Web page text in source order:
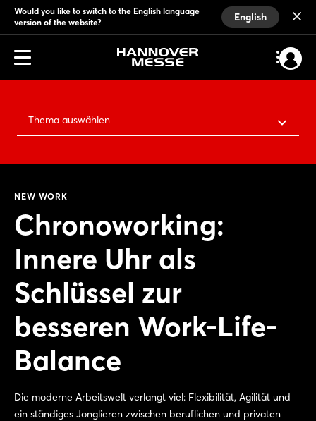
Would you like to switch to the English language
version of the website?
English
Thema auswählen
NEW WORK
Chronoworking:
Innere Uhr als
Schlüssel zur
besseren Work-Life-
Balance
Die moderne Arbeitswelt verlangt viel: Flexibilität, Agilität und
ein ständiges Jonglieren zwischen beruflichen und privaten